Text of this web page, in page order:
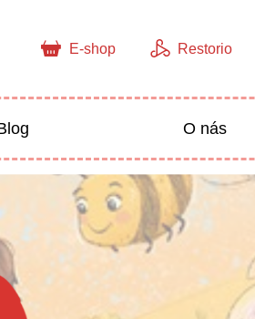
E-shop Restorio
Jazyky
pre deti Predškoláci
O nás